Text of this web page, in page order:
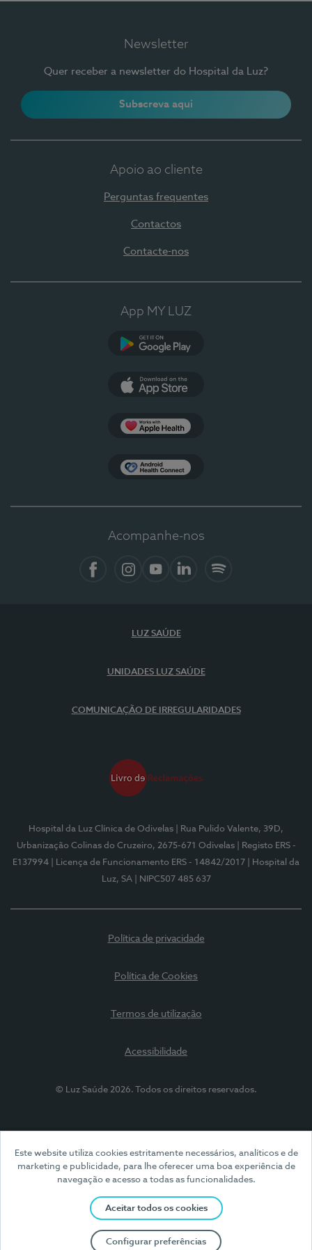
Este website utiliza cookies estritamente necessários, analíticos e de
marketing e publicidade, para lhe oferecer uma boa experiência de
navegação e acesso a todas as funcionalidades.
Aceitar todos os cookies
Configurar preferências
Newsletter
Quer receber a newsletter do Hospital da Luz?
Subscreva aqui
Apoio ao cliente
Perguntas frequentes
Contactos
Contacte-nos
App MY LUZ
Acompanhe-nos
LUZ SAÚDE
UNIDADES LUZ SAÚDE
COMUNICAÇÃO DE IRREGULARIDADES
Hospital da Luz Clínica de Odivelas
| Rua Pulido Valente, 39D,
Urbanização Colinas do Cruzeiro, 2675-671 Odivelas
| Registo ERS -
E137994
| Licença de Funcionamento ERS - 14842/2017
| Hospital da
Luz, SA
| NIPC507 485 637
Política de privacidade
Política de Cookies
Termos de utilização
Acessibilidade
© Luz Saúde 2026. Todos os direitos reservados.